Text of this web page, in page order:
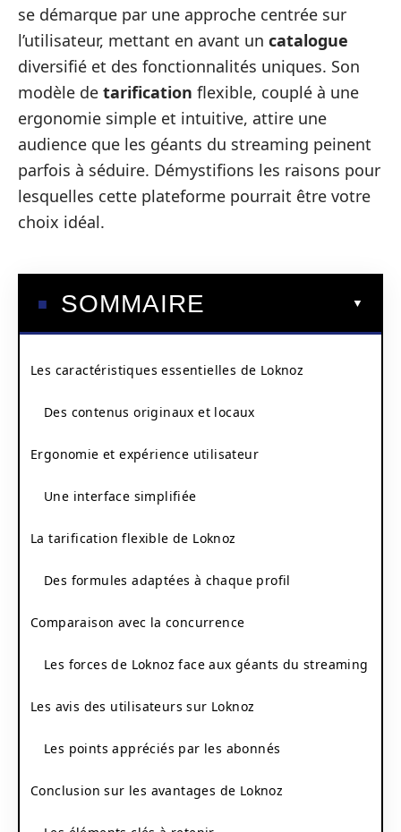
se démarque par une approche centrée sur
l’utilisateur, mettant en avant un catalogue
diversifié et des fonctionnalités uniques. Son
modèle de tarification flexible, couplé à une
ergonomie simple et intuitive, attire une
audience que les géants du streaming peinent
parfois à séduire. Démystifions les raisons pour
lesquelles cette plateforme pourrait être votre
choix idéal.
SOMMAIRE
Les caractéristiques essentielles de Loknoz
Des contenus originaux et locaux
Ergonomie et expérience utilisateur
Une interface simplifiée
La tarification flexible de Loknoz
Des formules adaptées à chaque profil
Comparaison avec la concurrence
Les forces de Loknoz face aux géants du streaming
Les avis des utilisateurs sur Loknoz
Les points appréciés par les abonnés
Conclusion sur les avantages de Loknoz